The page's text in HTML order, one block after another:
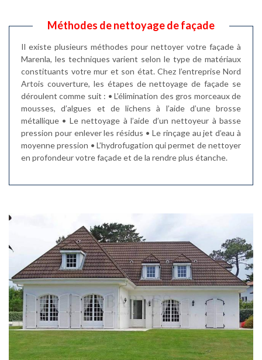
Méthodes de nettoyage de façade
Il existe plusieurs méthodes pour nettoyer votre façade à
Marenla, les techniques varient selon le type de matériaux
constituants votre mur et son état. Chez l’entreprise Nord
Artois couverture, les étapes de nettoyage de façade se
déroulent comme suit : • L’élimination des gros morceaux de
mousses, d’algues et de lichens à l’aide d’une brosse
métallique • Le nettoyage à l’aide d’un nettoyeur à basse
pression pour enlever les résidus • Le rinçage au jet d’eau à
moyenne pression • L’hydrofugation qui permet de nettoyer
en profondeur votre façade et de la rendre plus étanche.